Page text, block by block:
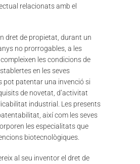
relacionats amb el
dret de propietat, durant un
no prorrogables, a les
les condicions de
en les seves
pot patentar una invenció si
de novetat, d’activitat
industrial. Les presents
així com les seves
les especialitats que
biotecnològiques.
al seu inventor el dret de